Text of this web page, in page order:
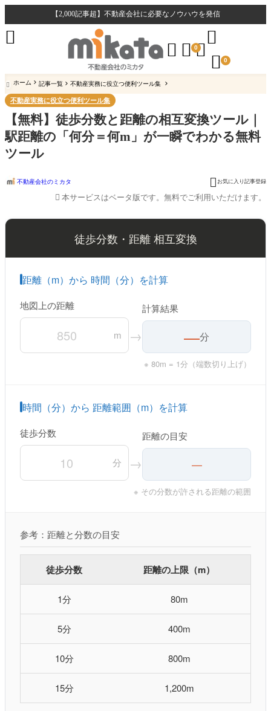
【2,000記事超】不動産会社に必要なノウハウを発信
  0

 0

 ホーム 記事一覧 不動産実務に役立つ便利ツール集
不動産実務に役立つ便利ツール集
【無料】徒歩分数と距離の相互変換ツール｜
駅距離の「何分＝何m」が一瞬でわかる無料
ツール
不動産会社のミカタ  お気に入り記事登録
本サービスはベータ版です。無料でご利用いただけます。
徒歩分数・距離 相互変換
距離（m）から 時間（分）を計算
地図上の距離
m →
計算結果
—分
※ 80m = 1分（端数切り上げ）
時間（分）から 距離範囲（m）を計算
徒歩分数
分 →
距離の目安
—
※ その分数が許される距離の範囲
参考：距離と分数の目安
徒歩分数 距離の上限（m）
1分 80m
5分 400m
10分 800m
15分 1,200m